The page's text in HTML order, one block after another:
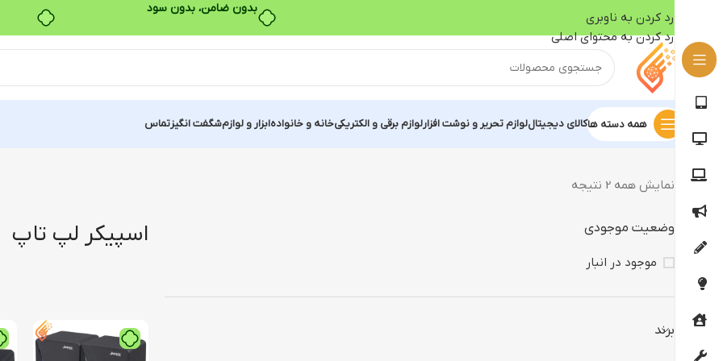
بدون ضامن، بدون سود
رد کردن به ناوبری
رد کردن به محتوای اصلی
همه دسته هاکالای دیجیتاللوازم تحریر و نوشت افزارلوازم برقی و الکتریکیخانه و خانوادهابزار و لوازمشگفت انگیزتماس
نمایش همه 2 نتیجه
وضعیت موجودی
موجود در انبار
برند
اسپیکر لپ تاپ